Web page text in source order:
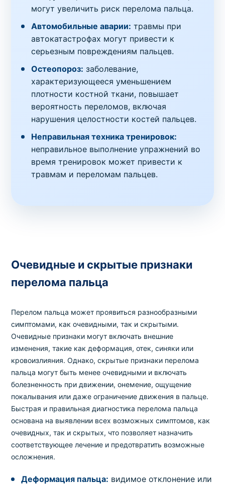
могут увеличить риск перелома пальца.
Автомобильные аварии: травмы при
автокатастрофах могут привести к
серьезным повреждениям пальцев.
Остеопороз: заболевание,
характеризующееся уменьшением
плотности костной ткани, повышает
вероятность переломов, включая
нарушения целостности костей пальцев.
Неправильная техника тренировок:
неправильное выполнение упражнений во
время тренировок может привести к
травмам и переломам пальцев.
Очевидные и скрытые признаки
перелома пальца
Перелом пальца может проявиться разнообразными
симптомами, как очевидными, так и скрытыми.
Очевидные признаки могут включать внешние
изменения, такие как деформация, отек, синяки или
кровоизлияния. Однако, скрытые признаки перелома
пальца могут быть менее очевидными и включать
болезненность при движении, онемение, ощущение
покалывания или даже ограничение движения в пальце.
Быстрая и правильная диагностика перелома пальца
основана на выявлении всех возможных симптомов, как
очевидных, так и скрытых, что позволяет назначить
соответствующее лечение и предотвратить возможные
осложнения.
Деформация пальца: видимое отклонение или